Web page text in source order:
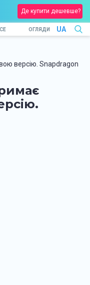
Де купити дешевше?
ОГЛЯДИ UA
версію. Snapdragon